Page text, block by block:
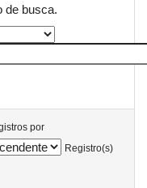
de busca.
por
Registro(s)